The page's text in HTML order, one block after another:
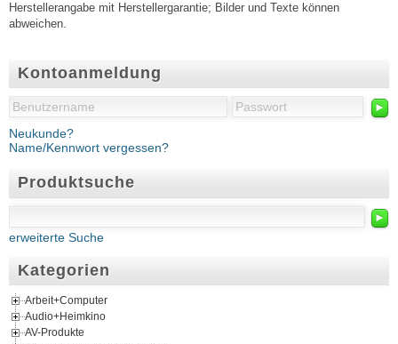
Kontoanmeldung
►
Neukunde?
Name/Kennwort vergessen?
Produktsuche
►
erweiterte Suche
Kategorien
Arbeit+Computer
Audio+Heimkino
AV-Produkte
Herstellerangabe mit Herstellergarantie; Bilder und Texte können
abweichen.